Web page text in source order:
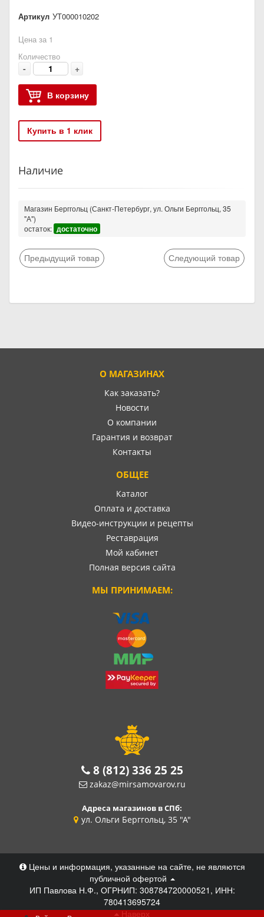
Артикул УТ000010202
Цена за 1
Количество
- +
В корзину
Купить в 1 клик
Наличие
Магазин Берггольц (Санкт-Петербург, ул. Ольги Берггольц, 35
"А")
остаток: достаточно
Предыдущий товар Следующий товар
О МАГАЗИНАХ
Как заказать?
Новости
О компании
Гарантия и возврат
Контакты
ОБЩЕЕ
Каталог
Оплата и доставка
Видео-инструкции и рецепты
Реставрация
Мой кабинет
Полная версия сайта
МЫ ПРИНИМАЕМ:
8 (812) 336 25 25
zakaz@mirsamovarov.ru
Адреса магазинов в СПб:
ул. Ольги Берггольц, 35 "А"
Цены и информация, указанные на сайте, не являются
публичной офертой
ИП Павлова Н.Ф., ОГРНИП: 308784720000521, ИНН:
780413695724
Наверх